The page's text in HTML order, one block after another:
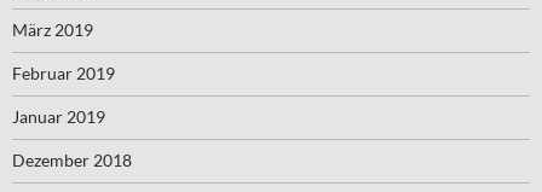
März 2019
Februar 2019
Januar 2019
Dezember 2018